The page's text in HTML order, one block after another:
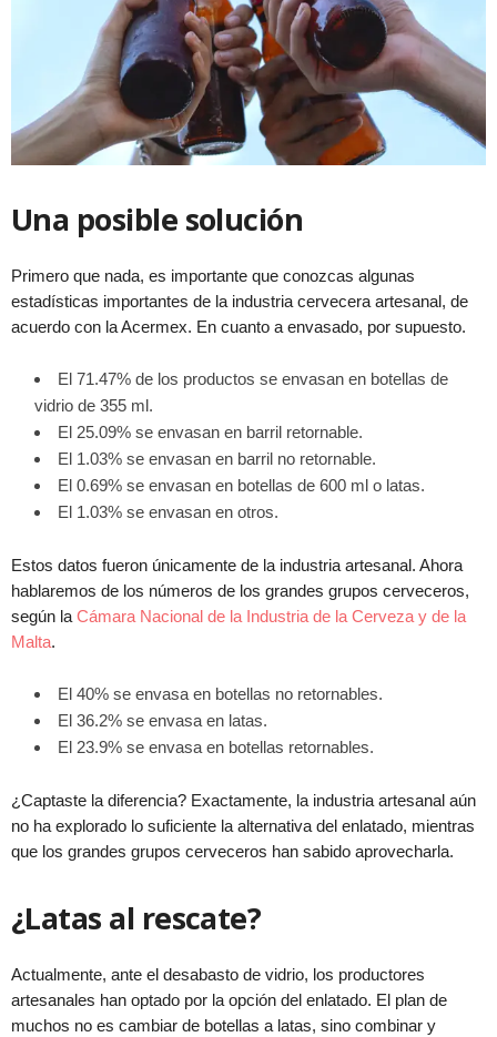
Una posible solución
Primero que nada, es importante que conozcas algunas
estadísticas importantes de la industria cervecera artesanal, de
acuerdo con la Acermex. En cuanto a envasado, por supuesto.
El 71.47% de los productos se envasan en botellas de
vidrio de 355 ml.
El 25.09% se envasan en barril retornable.
El 1.03% se envasan en barril no retornable.
El 0.69% se envasan en botellas de 600 ml o latas.
El 1.03% se envasan en otros.
Estos datos fueron únicamente de la industria artesanal. Ahora
hablaremos de los números de los grandes grupos cerveceros,
según la Cámara Nacional de la Industria de la Cerveza y de la
Malta.
El 40% se envasa en botellas no retornables.
El 36.2% se envasa en latas.
El 23.9% se envasa en botellas retornables.
¿Captaste la diferencia? Exactamente, la industria artesanal aún
no ha explorado lo suficiente la alternativa del enlatado, mientras
que los grandes grupos cerveceros han sabido aprovecharla.
¿Latas al rescate?
Actualmente, ante el desabasto de vidrio, los productores
artesanales han optado por la opción del enlatado. El plan de
muchos no es cambiar de botellas a latas, sino combinar y